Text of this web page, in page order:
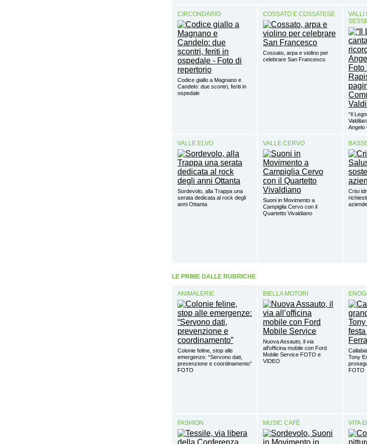
CIRCONDARIO
Codice giallo a Magnano e
Candelo: due scontri, feriti in
ospedale
COSSATO E COSSATESE
Cossato, arpa e violino per
celebrare San Francesco
VALLI
“Il
Angelo
VALLE ELVO
Sordevolo, alla Trappa una
serata dedicata al rock degli
anni Ottanta
VALLE CERVO
Suoni in Movimento a
Campiglia Cervo con il
Quartetto Vivaldiano
Crisi
LE PRIME DALLE RUBRICHE
ANIMALERIE
Colonie feline, stop alle
emergenze: “Servono dati,
prevenzione e coordinamento”
FOTO
BIELLA MOTORI
Nuova Assauto, il via
all’officina mobile con Ford
Mobile Service FOTO e
VIDEO
Tony
FOTO
FASHION MUSIC CAFÈ VITA